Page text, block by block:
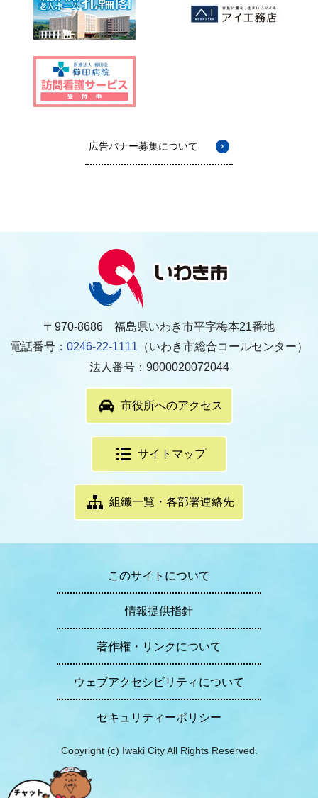
広告バナー募集について
〒970-8686 福島県いわき市平字梅本21番地
電話番号： 0246-22-1111 （いわき市総合コールセンター）
法人番号：9000020072044
市役所へのアクセス
サイトマップ
組織一覧・各部署連絡先
このサイトについて
情報提供指針
著作権・リンクについて
ウェブアクセシビリティについて
セキュリティーポリシー
Copyright (c) Iwaki City All Rights Reserved.